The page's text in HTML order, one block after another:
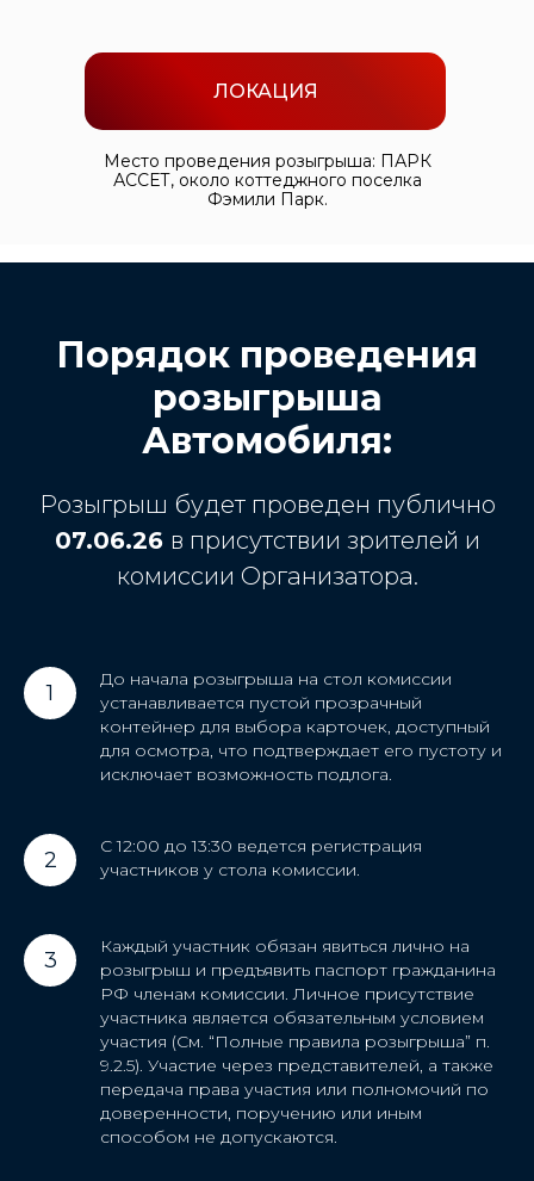
ЛОКАЦИЯ
Место проведения розыгрыша: ПАРК
АССЕТ, около коттеджного поселка
Фэмили Парк.
Порядок проведения
розыгрыша
Автомобиля:
Розыгрыш будет проведен публично
07.06.26 в присутствии зрителей и
комиссии Организатора.
До начала розыгрыша на стол комиссии
устанавливается пустой прозрачный
контейнер для выбора карточек, доступный
для осмотра, что подтверждает его пустоту и
исключает возможность подлога.
С 12:00 до 13:30 ведется регистрация
участников у стола комиссии.
Каждый участник обязан явиться лично на
розыгрыш и предъявить паспорт гражданина
РФ членам комиссии. Личное присутствие
участника является обязательным условием
участия (См. “Полные правила розыгрыша” п.
9.2.5). Участие через представителей, а также
передача права участия или полномочий по
доверенности, поручению или иным
способом не допускаются.